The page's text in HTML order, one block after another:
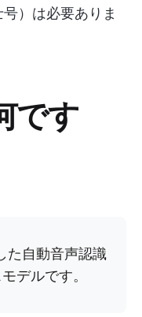
）は必要ありま
です
た自動音声認識
デルです。